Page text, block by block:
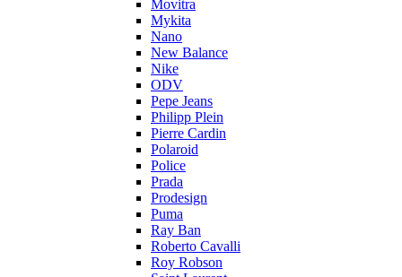
Movitra
Mykita
Nano
New Balance
Nike
ODV
Pepe Jeans
Philipp Plein
Pierre Cardin
Polaroid
Police
Prada
Prodesign
Puma
Ray Ban
Roberto Cavalli
Roy Robson